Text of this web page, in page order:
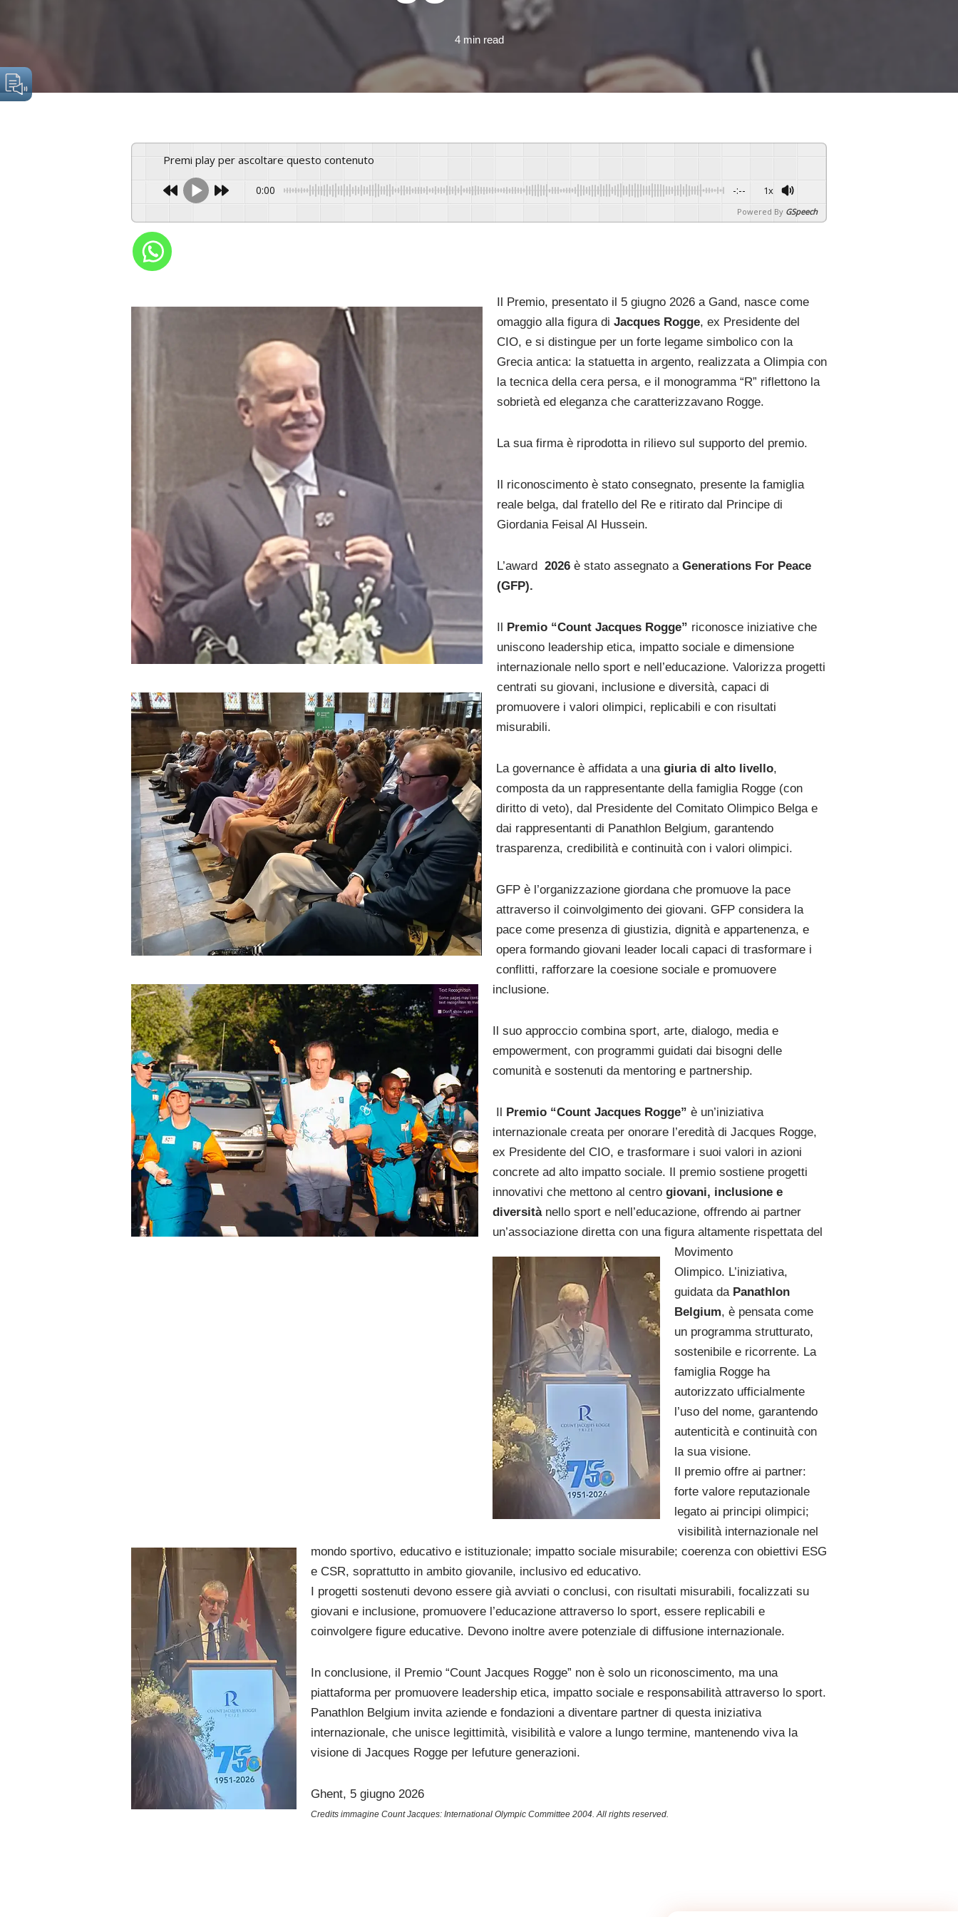
4 min read
Premi play per ascoltare questo contenuto
0:00 -:-- 1x
Powered By GSpeech
Il Premio, presentato il 5 giugno 2026 a Gand, nasce come
omaggio alla figura di Jacques Rogge, ex Presidente del
CIO, e si distingue per un forte legame simbolico con la
Grecia antica: la statuetta in argento, realizzata a Olimpia con
la tecnica della cera persa, e il monogramma “R” riflettono la
sobrietà ed eleganza che caratterizzavano Rogge.
La sua firma è riprodotta in rilievo sul supporto del premio.
Il riconoscimento è stato consegnato, presente la famiglia
reale belga, dal fratello del Re e ritirato dal Principe di
Giordania Feisal Al Hussein.
L’award 2026è stato assegnato a Generations For Peace
(GFP).
Il Premio “Count Jacques Rogge” riconosce iniziative che
uniscono leadership etica, impatto sociale e dimensione
internazionale nello sport e nell’educazione. Valorizza progetti
centrati su giovani, inclusione e diversità, capaci di
promuovere i valori olimpici, replicabili e con risultati
misurabili.
La governance è affidata a una giuria di alto livello,
composta da un rappresentante della famiglia Rogge (con
diritto di veto), dal Presidente del Comitato Olimpico Belga e
dai rappresentanti di Panathlon Belgium, garantendo
trasparenza, credibilità e continuità con i valori olimpici.
GFP è l’organizzazione giordana che promuove la pace
attraverso il coinvolgimento dei giovani. GFP considera la
pace come presenza di giustizia, dignità e appartenenza, e
opera formando giovani leader locali capaci di trasformare i
conflitti, rafforzare la coesione sociale e promuovere
inclusione.
Il suo approccio combina sport, arte, dialogo, media e
empowerment, con programmi guidati dai bisogni delle
comunità e sostenuti da mentoring e partnership.
Il Premio “Count Jacques Rogge” è un’iniziativa
internazionale creata per onorare l’eredità di Jacques Rogge,
ex Presidente del CIO, e trasformare i suoi valori in azioni
concrete ad alto impatto sociale. Il premio sostiene progetti
innovativi che mettono al centro giovani, inclusione e
diversitànello sport e nell’educazione, offrendo ai partner
un’associazione diretta con una figura altamente rispettata del
Movimento
Olimpico. L’iniziativa,
guidata da Panathlon
Belgium, è pensata come
un programma strutturato,
sostenibile e ricorrente. La
famiglia Rogge ha
autorizzato ufficialmente
l’uso del nome, garantendo
autenticità e continuità con
la sua visione.
Il premio offre ai partner:
forte valore reputazionale
legato ai principi olimpici;
visibilità internazionale nel
mondo sportivo, educativo e istituzionale; impatto sociale misurabile; coerenza con obiettivi ESG
e CSR, soprattutto in ambito giovanile, inclusivo ed educativo.
I progetti sostenuti devono essere già avviati o conclusi, con risultati misurabili, focalizzati su
giovani e inclusione, promuovere l’educazione attraverso lo sport, essere replicabili e
coinvolgere figure educative. Devono inoltre avere potenziale di diffusione internazionale.
In conclusione, il Premio “Count Jacques Rogge” non è solo un riconoscimento, ma una
piattaforma per promuovere leadership etica, impatto sociale e responsabilità attraverso lo sport.
Panathlon Belgium invita aziende e fondazioni a diventare partner di questa iniziativa
internazionale, che unisce legittimità, visibilità e valore a lungo termine, mantenendo viva la
visione di Jacques Rogge per lefuture generazioni.
Ghent, 5 giugno 2026
Credits immagine Count Jacques: International Olympic Committee 2004. All rights reserved.